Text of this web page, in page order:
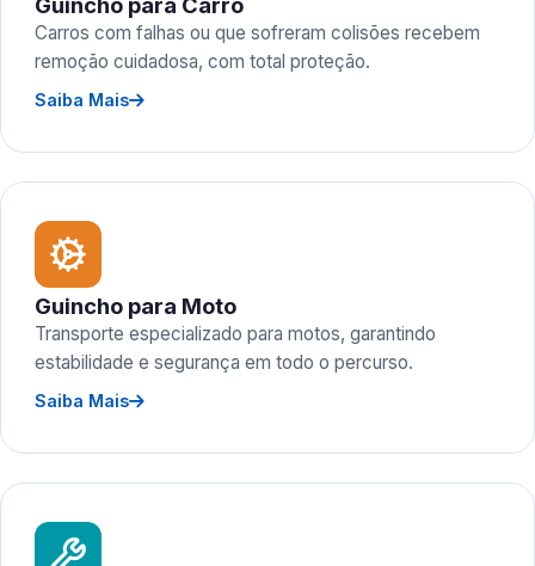
Carros com falhas ou que sofreram colisões recebem
remoção cuidadosa, com total proteção.
Saiba Mais
Guincho para Moto
Transporte especializado para motos, garantindo
estabilidade e segurança em todo o percurso.
Saiba Mais